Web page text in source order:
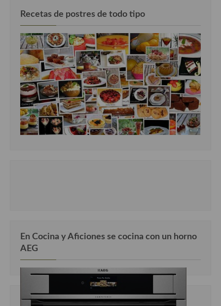
Recetas de postres de todo tipo
En Cocina y Aficiones se cocina con un horno
AEG